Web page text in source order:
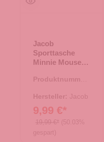
Jacob
Sporttasche
Minnie Mouse
Produktnummer:
Hersteller: Jacob
9,99 €*
19,99 €* (50.03%
gespart)